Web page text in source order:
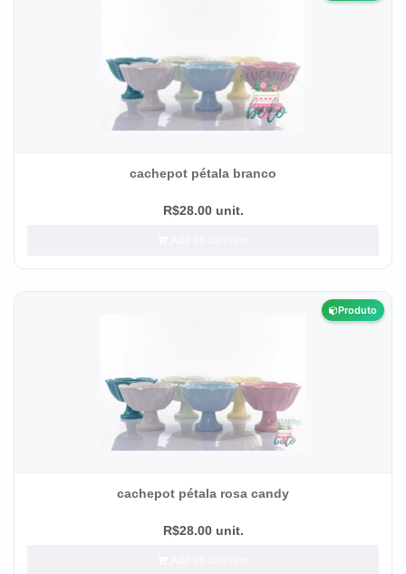
cachepot pétala branco
R$28.00 unit.
Produto
cachepot pétala rosa candy
R$28.00 unit.